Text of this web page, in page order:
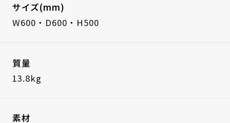
サイズ(mm)
W600・D600・H500
質量
13.8kg
素材